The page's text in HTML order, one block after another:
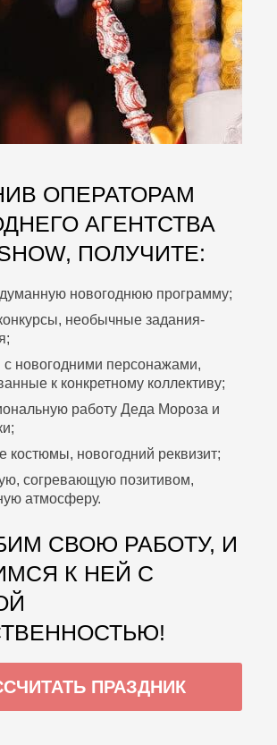
ОПЕРАТОРАМ
АГЕНТСТВА
ПОЛУЧИТЕ:
новогоднюю программу;
необычные задания-
новогодними персонажами,
к конкретному коллективу;
работу Деда Мороза и
костюмы, новогодний реквизит;
согревающую позитивом,
атмосферу.
СВОЮ РАБОТУ, И
К НЕЙ С
ПРАЗДНИК